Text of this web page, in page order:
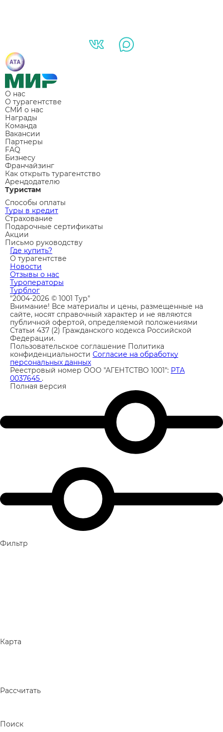
О нас
О турагентстве
СМИ о нас
Награды
Команда
Вакансии
Партнеры
FAQ
Бизнесу
Франчайзинг
Как открыть турагентство
Арендодателю
Туристам
Способы оплаты
Туры в кредит
Страхование
Подарочные сертификаты
Акции
Письмо руководству
Где купить?
О турагентстве
Новости
Отзывы о нас
Туроператоры
Турблог
"2004-2026 © 1001 Тур"
Внимание! Все материалы и цены, размещенные на
сайте, носят справочный характер и не являются
публичной офертой, определяемой положениями
Статьи 437 (2) Гражданского кодекса Российской
Федерации.
Пользовательское соглашение Политика
конфиденциальности Согласие на обработку
персональных данных
Реестровый номер ООО "АГЕНТСТВО 1001": РТА
0037645 .
Полная версия
Фильтр
Карта
Рассчитать
Поиск